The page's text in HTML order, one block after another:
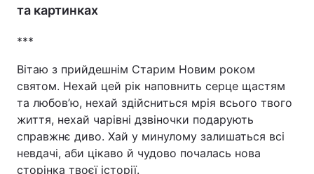
та картинках
***
Вітаю з прийдешнім Старим Новим роком
святом. Нехай цей рік наповнить серце щастям
та любов’ю, нехай здійсниться мрія всього твого
життя, нехай чарівні дзвіночки подарують
справжнє диво. Хай у минулому залишаться всі
невдачі, аби цікаво й чудово почалась нова
сторінка твоєї історії.